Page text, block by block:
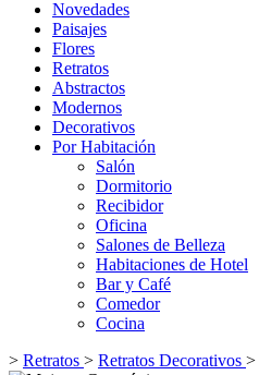
Novedades
Paisajes
Flores
Retratos
Abstractos
Modernos
Decorativos
Por Habitación
Salón
Dormitorio
Recibidor
Oficina
Salones de Belleza
Habitaciones de Hotel
Bar y Café
Comedor
Cocina
> Retratos > Retratos Decorativos >